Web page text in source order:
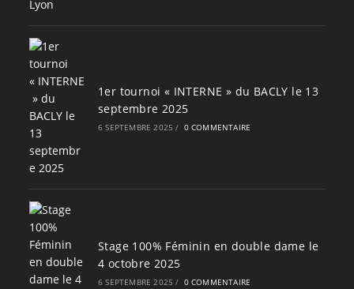
1er tournoi « INTERNE » du BACLY le 13
septembre 2025
6 SEPTEMBRE 2025 / 0 COMMENTAIRE
Stage 100% Féminin en double dame le
4 octobre 2025
6 SEPTEMBRE 2025 / 0 COMMENTAIRE